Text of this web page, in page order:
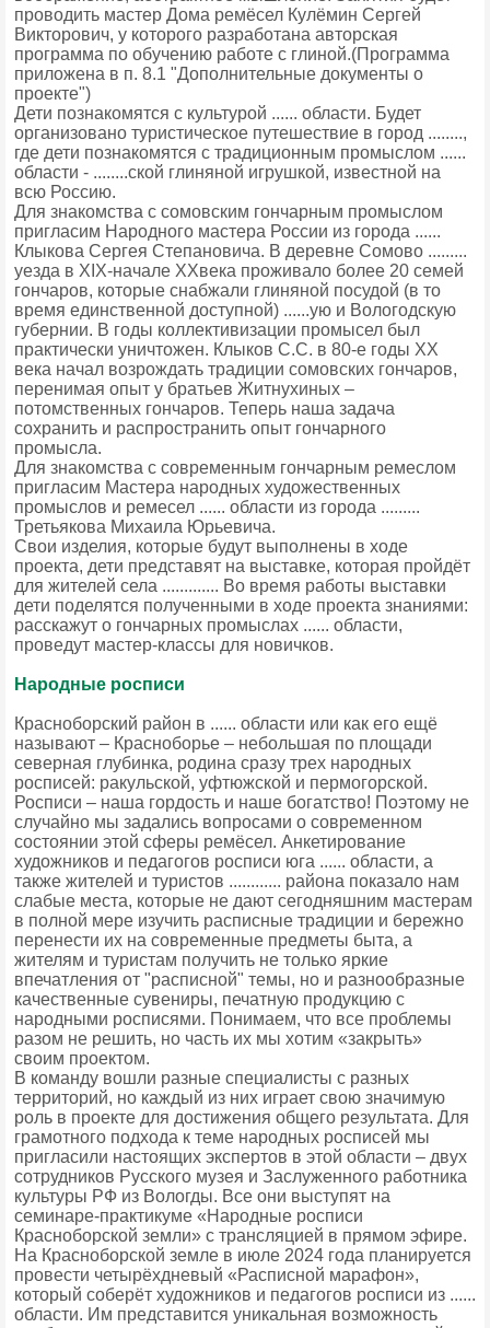
проводить мастер Дома ремёсел Кулёмин Сергей
Викторович, у которого разработана авторская
программа по обучению работе с глиной.(Программа
приложена в п. 8.1 "Дополнительные документы о
проекте")
Дети познакомятся с культурой ...... области. Будет
организовано туристическое путешествие в город ........,
где дети познакомятся с традиционным промыслом ......
области - ........ской глиняной игрушкой, известной на
всю Россию.
Для знакомства с сомовским гончарным промыслом
пригласим Народного мастера России из города ......
Клыкова Сергея Степановича. В деревне Сомово .........
уезда в XIX-начале XXвека проживало более 20 семей
гончаров, которые снабжали глиняной посудой (в то
время единственной доступной) ......ую и Вологодскую
губернии. В годы коллективизации промысел был
практически уничтожен. Клыков С.С. в 80-е годы ХХ
века начал возрождать традиции сомовских гончаров,
перенимая опыт у братьев Житнухиных –
потомственных гончаров. Теперь наша задача
сохранить и распространить опыт гончарного
промысла.
Для знакомства с современным гончарным ремеслом
пригласим Мастера народных художественных
промыслов и ремесел ...... области из города .........
Третьякова Михаила Юрьевича.
Свои изделия, которые будут выполнены в ходе
проекта, дети представят на выставке, которая пройдёт
для жителей села ............. Во время работы выставки
дети поделятся полученными в ходе проекта знаниями:
расскажут о гончарных промыслах ...... области,
проведут мастер-классы для новичков.
Народные росписи
Красноборский район в ...... области или как его ещё
называют – Красноборье – небольшая по площади
северная глубинка, родина сразу трех народных
росписей: ракульской, уфтюжской и пермогорской.
Росписи – наша гордость и наше богатство! Поэтому не
случайно мы задались вопросами о современном
состоянии этой сферы ремёсел. Анкетирование
художников и педагогов росписи юга ...... области, а
также жителей и туристов ............ района показало нам
слабые места, которые не дают сегодняшним мастерам
в полной мере изучить расписные традиции и бережно
перенести их на современные предметы быта, а
жителям и туристам получить не только яркие
впечатления от "расписной" темы, но и разнообразные
качественные сувениры, печатную продукцию с
народными росписями. Понимаем, что все проблемы
разом не решить, но часть их мы хотим «закрыть»
своим проектом.
В команду вошли разные специалисты с разных
территорий, но каждый из них играет свою значимую
роль в проекте для достижения общего результата. Для
грамотного подхода к теме народных росписей мы
пригласили настоящих экспертов в этой области – двух
сотрудников Русского музея и Заслуженного работника
культуры РФ из Вологды. Все они выступят на
семинаре-практикуме «Народные росписи
Красноборской земли» с трансляцией в прямом эфире.
На Красноборской земле в июле 2024 года планируется
провести четырёхдневый «Расписной марафон»,
который соберёт художников и педагогов росписи из ......
области. Им представится уникальная возможность